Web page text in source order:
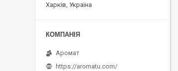
Харків, Україна
Аромат
https://aromatu.com/